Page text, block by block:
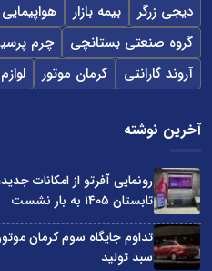
دیجی زرگر
بیمه بازار
گروه صنعتی بستانچی
چرم
آروند گارانتی
کرمان موتور
آخرین نوشته
تابستان ۱۴۰۵ به بار نشست
تداوم جایگاه سوم کرمان
سبد تولید